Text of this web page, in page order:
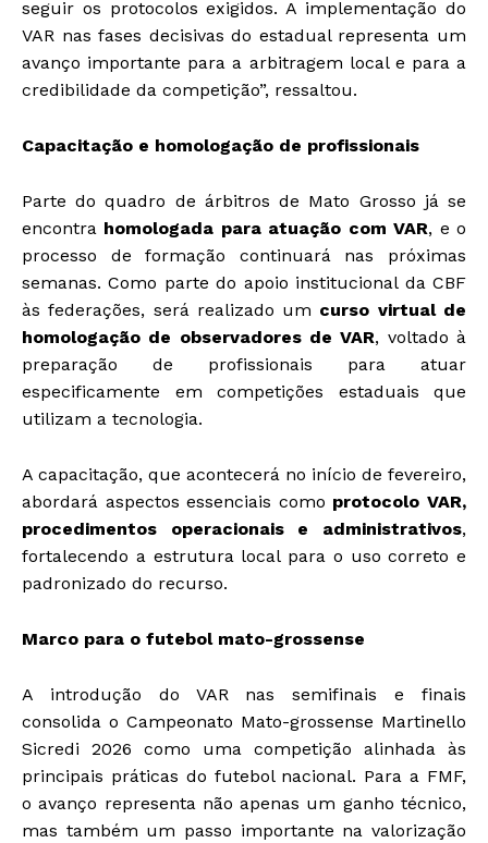
seguir os protocolos exigidos. A implementação do
VAR nas fases decisivas do estadual representa um
avanço importante para a arbitragem local e para a
credibilidade da competição”, ressaltou.
Capacitação e homologação de profissionais
Parte do quadro de árbitros de Mato Grosso já se
encontra homologada para atuação com VAR, e o
processo de formação continuará nas próximas
semanas. Como parte do apoio institucional da CBF
às federações, será realizado um curso virtual de
homologação de observadores de VAR, voltado à
preparação de profissionais para atuar
especificamente em competições estaduais que
utilizam a tecnologia.
A capacitação, que acontecerá no início de fevereiro,
abordará aspectos essenciais como protocolo VAR,
procedimentos operacionais e administrativos,
fortalecendo a estrutura local para o uso correto e
padronizado do recurso.
Marco para o futebol mato-grossense
A introdução do VAR nas semifinais e finais
consolida o Campeonato Mato-grossense Martinello
Sicredi 2026 como uma competição alinhada às
principais práticas do futebol nacional. Para a FMF,
o avanço representa não apenas um ganho técnico,
mas também um passo importante na valorização